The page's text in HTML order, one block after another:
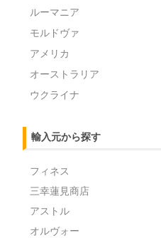
ルーマニア
モルドヴァ
アメリカ
オーストラリア
ウクライナ
輸入元から探す
フィネス
三幸蓮見商店
アストル
オルヴォー